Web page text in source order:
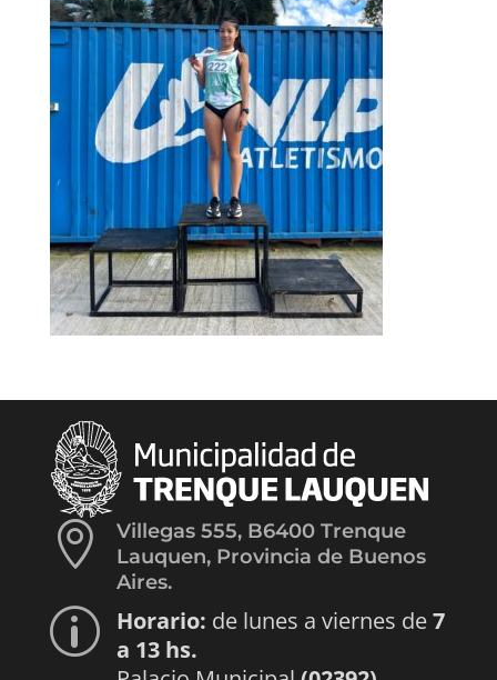

Villegas 555, B6400 Trenque
Lauquen, Provincia de Buenos
Aires.
p Horario: de lunes a viernes de7
a 13 hs.